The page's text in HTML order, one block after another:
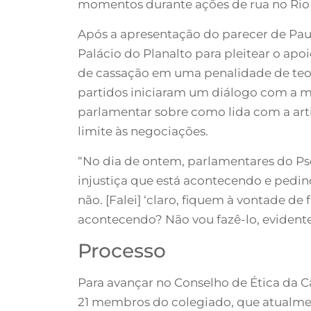
momentos durante ações de rua no
Após a apresentação do parecer de
Palácio do Planalto para pleitear o
de cassação em uma penalidade de
partidos iniciaram um diálogo com a
parlamentar sobre como lida com a
limite às negociações.
“No dia de ontem, parlamentares do
injustiça que está acontecendo e
não. [Falei] ‘claro, fiquem à vontade
acontecendo? Não vou fazê-lo,
Processo
Para avançar no Conselho de Ética da
21 membros do colegiado, que